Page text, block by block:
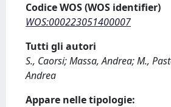
Codice WOS (WOS identifier)
WOS:000223051400007
Tutti gli autori
S., Caorsi; Massa, Andrea; M.,
Andrea
Appare nelle tipologie: